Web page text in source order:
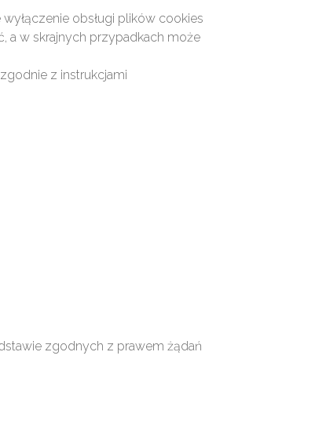
obsługi plików cookies
a w skrajnych przypadkach może
z instrukcjami
zgodnych z prawem żądań